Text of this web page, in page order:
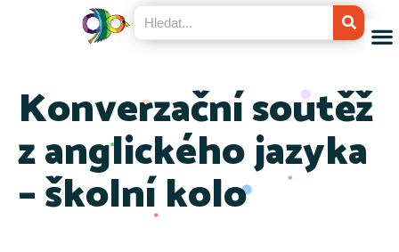
Konverzační soutěž
z anglického jazyka
– školní kolo